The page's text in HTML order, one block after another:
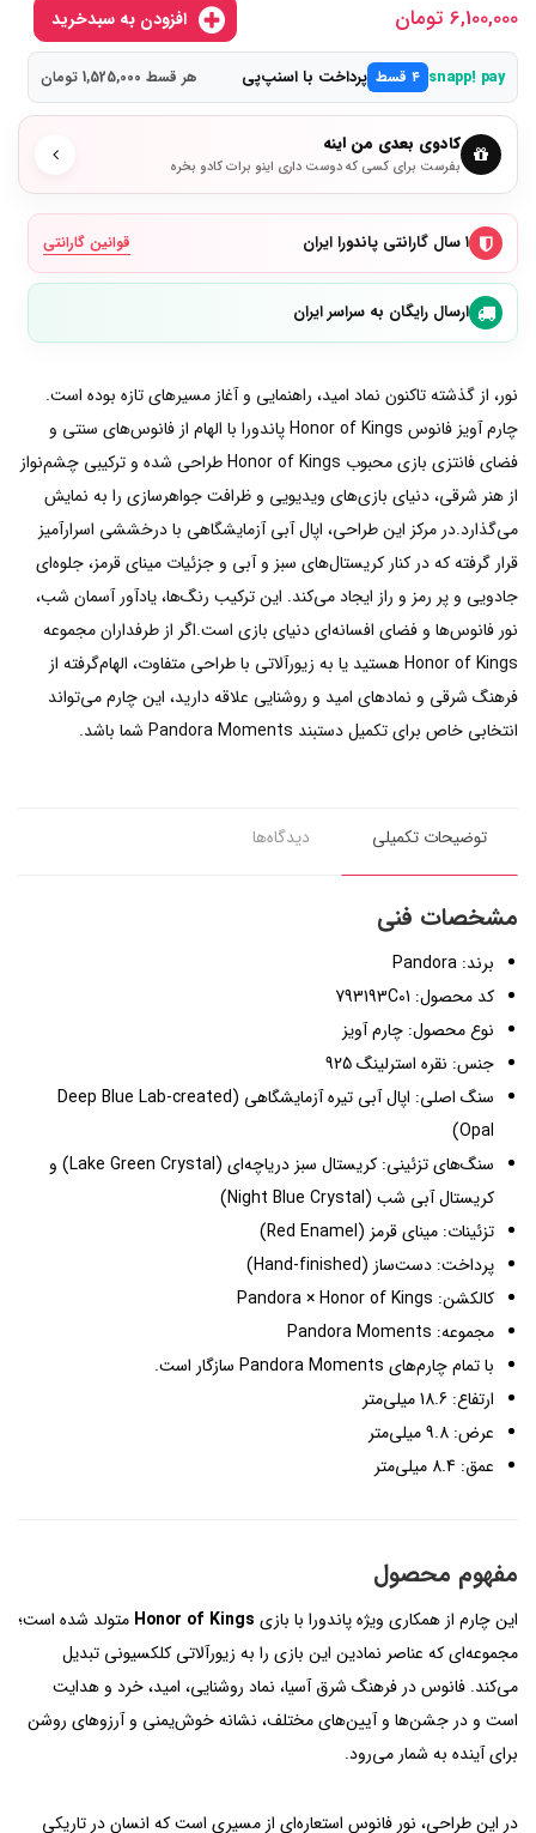
6,100,000 تومان
snapp! pay ۴ قسط پرداخت با اسنپ‌پی هر قسط 1,525,000 تومان
کادوی بعدی من اینه
بفرست برای کسی که دوست داری اینو برات کادو بخره
۱ سال گارانتی پاندورا ایران قوانین گارانتی
ارسال رایگان به سراسر ایران
نور، از گذشته تاکنون نماد امید، راهنمایی و آغاز مسیرهای تازه بوده است.
چارم آویز فانوس Honor of Kings پاندورا با الهام از فانوس‌های سنتی و
فضای فانتزی بازی محبوب Honor of Kings طراحی شده و ترکیبی چشم‌نواز
از هنر شرقی، دنیای بازی‌های ویدیویی و ظرافت جواهرسازی را به نمایش
می‌گذارد.در مرکز این طراحی، اپال آبی آزمایشگاهی با درخششی اسرارآمیز
قرار گرفته که در کنار کریستال‌های سبز و آبی و جزئیات مینای قرمز، جلوه‌ای
جادویی و پر رمز و راز ایجاد می‌کند. این ترکیب رنگ‌ها، یادآور آسمان شب،
نور فانوس‌ها و فضای افسانه‌ای دنیای بازی است.اگر از طرفداران مجموعه
Honor of Kings هستید یا به زیورآلاتی با طراحی متفاوت، الهام‌گرفته از
فرهنگ شرقی و نمادهای امید و روشنایی علاقه دارید، این چارم می‌تواند
انتخابی خاص برای تکمیل دستبند Pandora Moments شما باشد.
توضیحات تکمیلی دیدگاه‌ها
مشخصات فنی
برند: Pandora
کد محصول: 793193C01
نوع محصول: چارم آویز
جنس: نقره استرلینگ 925
سنگ اصلی: اپال آبی تیره آزمایشگاهی (Deep Blue Lab-created
Opal)
سنگ‌های تزئینی: کریستال سبز دریاچه‌ای (Lake Green Crystal) و
کریستال آبی شب (Night Blue Crystal)
تزئینات: مینای قرمز (Red Enamel)
پرداخت: دست‌ساز (Hand-finished)
کالکشن: Pandora × Honor of Kings
مجموعه: Pandora Moments
با تمام چارم‌های Pandora Moments سازگار است.
ارتفاع: 18.6 میلی‌متر
عرض: 9.8 میلی‌متر
عمق: 8.4 میلی‌متر
مفهوم محصول
این چارم از همکاری ویژه پاندورا با بازی Honor of Kings متولد شده است؛
مجموعه‌ای که عناصر نمادین این بازی را به زیورآلاتی کلکسیونی تبدیل
می‌کند. فانوس در فرهنگ شرق آسیا، نماد روشنایی، امید، خرد و هدایت
است و در جشن‌ها و آیین‌های مختلف، نشانه خوش‌یمنی و آرزوهای روشن
برای آینده به شمار می‌رود.
در این طراحی، نور فانوس استعاره‌ای از مسیری است که انسان در تاریکی